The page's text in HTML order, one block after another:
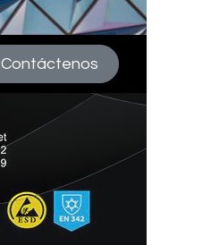
Contáctenos